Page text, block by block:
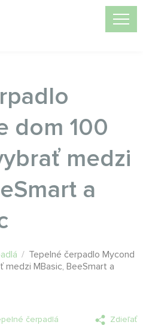
dom 100
medzi
a
/ Tepelné čerpadlo Mycond
medzi MBasic, BeeSmart a
čerpadlá Zdieľať